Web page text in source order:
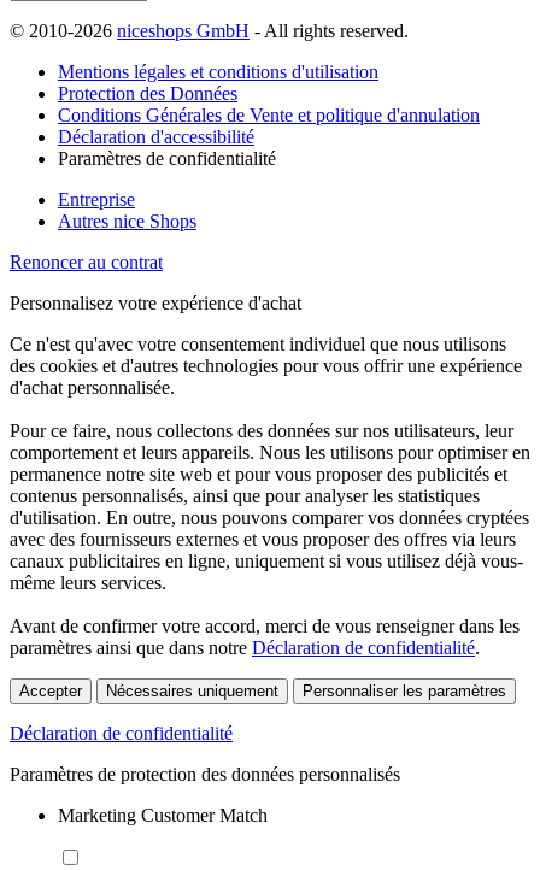
© 2010-2026 niceshops GmbH - All rights reserved.
Mentions légales et conditions d'utilisation
Protection des Données
Conditions Générales de Vente et politique d'annulation
Déclaration d'accessibilité
Paramètres de confidentialité
Entreprise
Autres nice Shops
Renoncer au contrat
Personnalisez votre expérience d'achat
Ce n'est qu'avec votre consentement individuel que nous utilisons
des cookies et d'autres technologies pour vous offrir une expérience
d'achat personnalisée.
Pour ce faire, nous collectons des données sur nos utilisateurs, leur
comportement et leurs appareils. Nous les utilisons pour optimiser en
permanence notre site web et pour vous proposer des publicités et
contenus personnalisés, ainsi que pour analyser les statistiques
d'utilisation. En outre, nous pouvons comparer vos données cryptées
avec des fournisseurs externes et vous proposer des offres via leurs
canaux publicitaires en ligne, uniquement si vous utilisez déjà vous-
même leurs services.
Avant de confirmer votre accord, merci de vous renseigner dans les
paramètres ainsi que dans notre Déclaration de confidentialité.
Accepter Nécessaires uniquement Personnaliser les paramètres
Déclaration de confidentialité
Paramètres de protection des données personnalisés
Marketing Customer Match